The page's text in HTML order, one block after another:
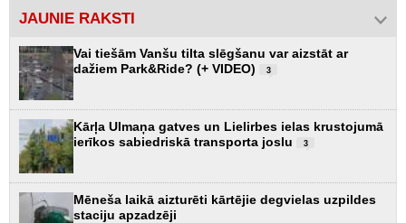
JAUNIE RAKSTI
Vai tiešām Vanšu tilta slēgšanu var aizstāt ar
dažiem Park&Ride? (+ VIDEO)
3
Kārļa Ulmaņa gatves un Lielirbes ielas krustojumā
ierīkos sabiedriskā transporta joslu
3
Mēneša laikā aizturēti kārtējie degvielas uzpildes
staciju apzadzēji